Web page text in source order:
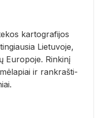
kar­to­gra­fi­jos
Lie­tu­vo­je,
Eu­ro­po­je. Rin­ki­nį
ir rank­raš­ti­